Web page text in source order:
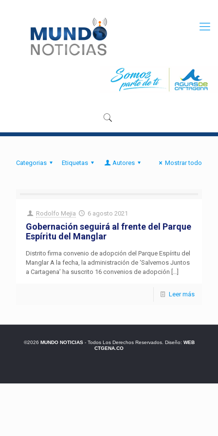
Categorias Etiquetas Autores Mostrar todo
Rodolfo Mejia 6 agosto 2021
Gobernación seguirá al frente del Parque
Espíritu del Manglar
Distrito firma convenio de adopción del Parque Espíritu del
Manglar A la fecha, la administración de ‘Salvemos Juntos
a Cartagena’ ha suscrito 16 convenios de adopción […]
Leer más
©2026 MUNDO NOTICIAS- Todos Los Derechos Reservados. Diseño: WEB
CTGENA.CO